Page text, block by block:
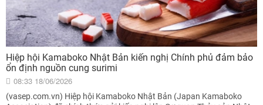
Hiệp hội Kamaboko Nhật Bản kiến nghị Chính phủ đảm bảo
ổn định nguồn cung surimi
08:33 18/06/2026
(vasep.com.vn) Hiệp hội Kamaboko Nhật Bản (Japan Kamaboko